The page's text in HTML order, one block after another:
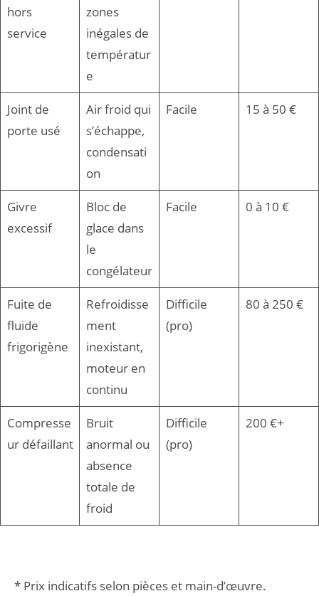
hors
service
zones
inégales de
températur
e
Joint de
porte usé
Air froid qui
s’échappe,
condensati
on
Facile 15 à 50 €
Givre
excessif
Bloc de
glace dans
le
congélateur
Facile 0 à 10 €
Fuite de
fluide
frigorigène
Refroidisse
ment
inexistant,
moteur en
continu
Difficile
(pro)
80 à 250 €
Compresse
ur défaillant
Bruit
anormal ou
absence
totale de
froid
Difficile
(pro)
200 €+
* Prix indicatifs selon pièces et main-d’œuvre.